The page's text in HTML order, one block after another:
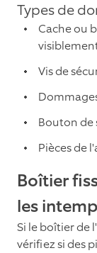
Types de
Cache ou
Vis de
Bouton
Pièces de
Boîtier
les
Si le boîtier de
vérifiez si des